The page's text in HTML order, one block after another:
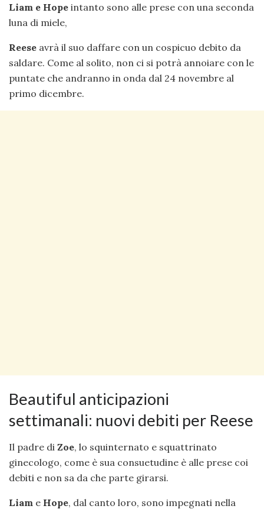
Liam e Hope intanto sono alle prese con una seconda
luna di miele,
Reese avrà il suo daffare con un cospicuo debito da
saldare. Come al solito, non ci si potrà annoiare con le
puntate che andranno in onda dal 24 novembre al
primo dicembre.
Beautiful anticipazioni
settimanali: nuovi debiti per Reese
Il padre di Zoe, lo squinternato e squattrinato
ginecologo, come è sua consuetudine è alle prese coi
debiti e non sa da che parte girarsi.
Liam e Hope, dal canto loro, sono impegnati nella